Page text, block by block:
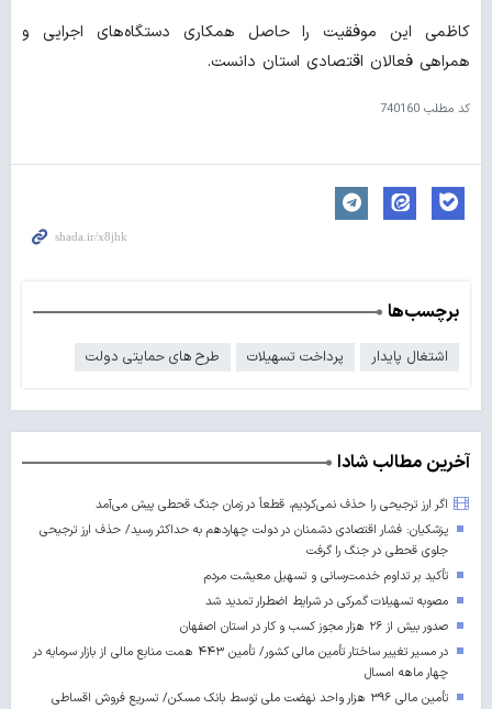
کاظمی این موفقیت را حاصل همکاری دستگاه‌های اجرایی و
همراهی فعالان اقتصادی استان دانست.
کد مطلب 740160
برچسب‌ها
اشتغال پایدار پرداخت تسهیلات طرح های حمایتی دولت
آخرین مطالب شادا
اگر ارز ترجیحی را حذف نمی‌کردیم، قطعاً در زمان جنگ قحطی پیش می‌آمد
پزشکیان: فشار اقتصادی دشمنان در دولت چهاردهم به حداکثر رسید/ حذف ارز ترجیحی
جلوی قحطی در جنگ را گرفت
تأکید بر تداوم خدمت‌رسانی و تسهیل معیشت مردم
مصوبه تسهیلات گمرکی در شرایط اضطرار تمدید شد
صدور بیش از ۲۶ هزار مجوز کسب‌ و کار در استان اصفهان
در مسیر تغییر ساختار تأمین مالی کشور/ تأمین ۴۴۳ همت منابع مالی از بازار سرمایه در
چهار ماهه امسال
تأمین مالی ۳۹۶ هزار واحد نهضت ملی توسط بانک مسکن/ تسریع فروش اقساطی